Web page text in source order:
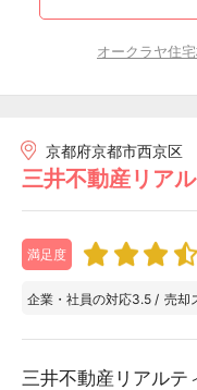
オークラヤ住
京都府京都市西京区
三井不動産リア
満足度
企業・社員の対応3.5 / 売却
三井不動産リアルテ